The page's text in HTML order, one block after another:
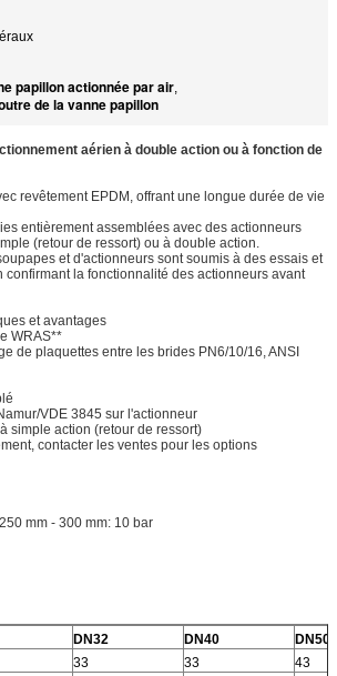
papillon actionnée par air,
de la vanne papillon
aérien à double action ou à fonction de
revêtement EPDM, offrant une longue durée de vie
entièrement assemblées avec des actionneurs
(retour de ressort) ou à double action.
et d'actionneurs sont soumis à des essais et
confirmant la fonctionnalité des actionneurs avant
et avantages
WRAS**
de plaquettes entre les brides PN6/10/16, ANSI
VDE 3845 sur l'actionneur
simple action (retour de ressort)
contacter les ventes pour les options
mm - 300 mm: 10 bar
DN32 DN40
DN50
33 33
43